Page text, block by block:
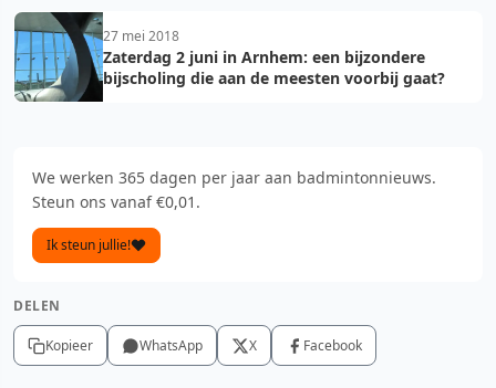
27 mei 2018
Zaterdag 2 juni in Arnhem: een bijzondere
bijscholing die aan de meesten voorbij gaat?
We werken 365 dagen per jaar aan badmintonnieuws.
Steun ons vanaf €0,01.
Ik steun jullie!
DELEN
Kopieer WhatsApp X Facebook